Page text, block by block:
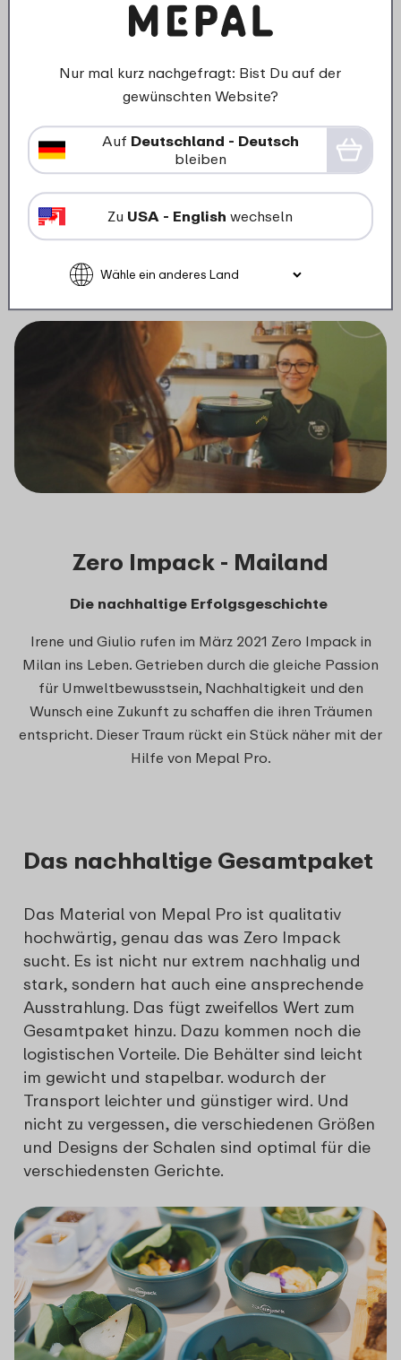
überwältigend positiv. Sie bekamen sogar
anfragen von Konsumenten um die Behälter
kulinarische Reise wird somit abgerundet,
wodurch nicht nur Bumerang, sondern auch
ihre Kunden einen nachhaltigen Lebensstil
wählen.
Mit Mepal Pro als Partner hat Bumerang
Takeaway SL eine positive Verändeurng
gewagt. Diese Zusammenarbeit ist ein Schritt
in eine nachhaltige kulinarische Reise, ohne
Einbuße an Qualität oderFunktionalität.
Zero Impack - Mailand
Die nachhaltige Erfolgsgeschichte
Irene und Giulio rufen im März 2021 Zero Impack in
Milan ins Leben. Getrieben durch die gleiche Passion
für Umweltbewusstsein, Nachhaltigkeit und den
Wunsch eine Zukunft zu schaffen die ihren Träumen
entspricht. Dieser Traum rückt ein Stück näher mit der
Hilfe von Mepal Pro.
Das nachhaltige Gesamtpaket
Das Material von Mepal Pro ist qualitativ
hochwärtig, genau das was Zero Impack
sucht. Es ist nicht nur extrem nachhalig und
stark, sondern hat auch eine ansprechende
Ausstrahlung. Das fügt zweifellos Wert zum
Gesamtpaket hinzu. Dazu kommen noch die
logistischen Vorteile. Die Behälter sind leicht
im gewicht und stapelbar. wodurch der
Transport leichter und günstiger wird. Und
nicht zu vergessen, die verschiedenen Größen
und Designs der Schalen sind optimal für die
verschiedensten Gerichte.
Nur mal kurz nachgefragt: Bist Du auf der
gewünschten Website?
Auf Deutschland - Deutsch
bleiben
Zu USA - English wechseln